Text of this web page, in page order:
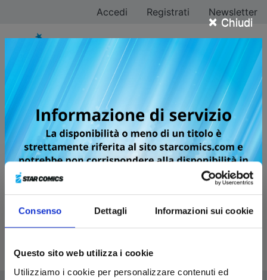
Consenso Dettagli Informazioni sui cookie
Questo sito web utilizza i cookie
Utilizziamo i cookie per personalizzare contenuti ed
× Chiudi
Accedi Registrati Newsletter
StarComics
Indirizzo Email*
Recupera password
Accedi